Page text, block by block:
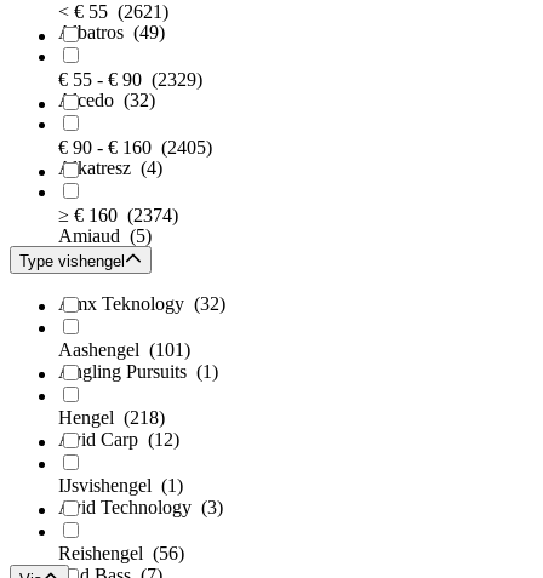
Albatros (49)
Alcedo (32)
Alkatresz (4)
Amiaud (5)
Amx Teknology (32)
Angling Pursuits (1)
Avid Carp (12)
Avid Technology (3)
< € 55 (2621)
€ 55 - € 90 (2329)
€ 90 - € 160 (2405)
≥ € 160 (2374)
Type vishengel
Aashengel (101)
Hengel (218)
IJsvishengel (1)
Reishengel (56)